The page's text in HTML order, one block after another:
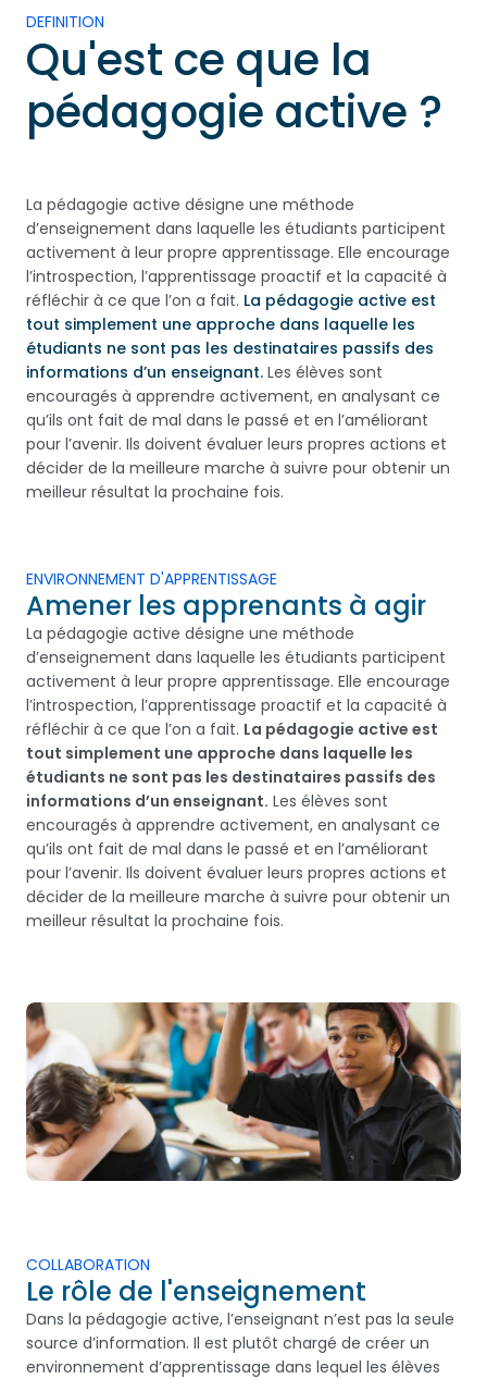
DEFINITION
Qu'est ce que la
pédagogie active ?
La pédagogie active désigne une méthode
d’enseignement dans laquelle les étudiants participent
activement à leur propre apprentissage. Elle encourage
l’introspection, l’apprentissage proactif et la capacité à
réfléchir à ce que l’on a fait. La pédagogie active est
tout simplement une approche dans laquelle les
étudiants ne sont pas les destinataires passifs des
informations d’un enseignant. Les élèves sont
encouragés à apprendre activement, en analysant ce
qu’ils ont fait de mal dans le passé et en l’améliorant
pour l’avenir. Ils doivent évaluer leurs propres actions et
décider de la meilleure marche à suivre pour obtenir un
meilleur résultat la prochaine fois.
ENVIRONNEMENT D'APPRENTISSAGE
Amener les apprenants à agir
La pédagogie active désigne une méthode
d’enseignement dans laquelle les étudiants participent
activement à leur propre apprentissage. Elle encourage
l’introspection, l’apprentissage proactif et la capacité à
réfléchir à ce que l’on a fait. La pédagogie active est
tout simplement une approche dans laquelle les
étudiants ne sont pas les destinataires passifs des
informations d’un enseignant. Les élèves sont
encouragés à apprendre activement, en analysant ce
qu’ils ont fait de mal dans le passé et en l’améliorant
pour l’avenir. Ils doivent évaluer leurs propres actions et
décider de la meilleure marche à suivre pour obtenir un
meilleur résultat la prochaine fois.
COLLABORATION
Le rôle de l'enseignement
Dans la pédagogie active, l’enseignant n’est pas la seule
source d’information. Il est plutôt chargé de créer un
environnement d’apprentissage dans lequel les élèves